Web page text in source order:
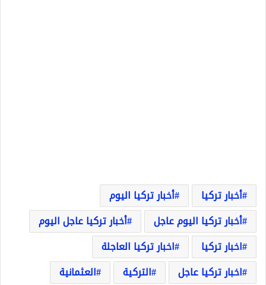
أخبار تركيا
أخبار تركيا اليوم
أخبار تركيا اليوم عاجل
أخبار تركيا عاجل اليوم
اخبار تركيا
اخبار تركيا العاجلة
اخبار تركيا عاجل
التركية
العثمانية